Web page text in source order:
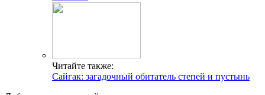
Читайте также:
Сайгак: загадочный обитатель степей и пустынь